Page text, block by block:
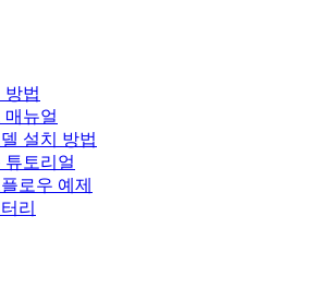
방법
매뉴얼
설치 방법
튜토리얼
로우 예제
리